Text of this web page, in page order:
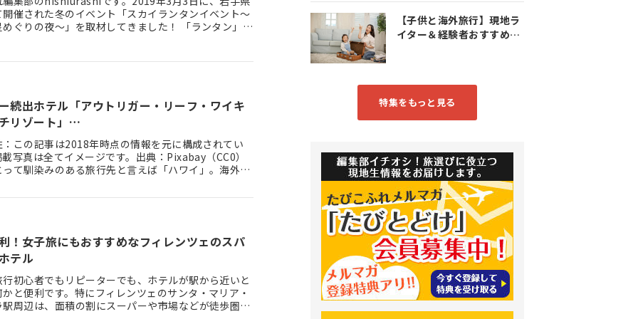
催された冬のイベント「スカイランタンイベント〜
ぐりの夜〜」を取材してきました！ 「ランタン」と
続出ホテル「アウトリガー・リーフ・ワイキ
リゾート」…
この記事は2018年時点の情報を元に構成されてい
写真は全てイメージです。出典：Pixabay（CC0）
て馴染みのある旅行先と言えば「ハワイ」。海外旅
！女子旅にもおすすめなフィレンツェのスパ
テル
初心者でもリピーターでも、ホテルが駅から近いと
と便利です。特にフィレンツェのサンタ・マリア・
周辺は、面積の割にスーパーや市場などが徒歩圏内
【子供と海外旅行】現地ラ
イター＆経験者おすすめス
特集をもっと見る